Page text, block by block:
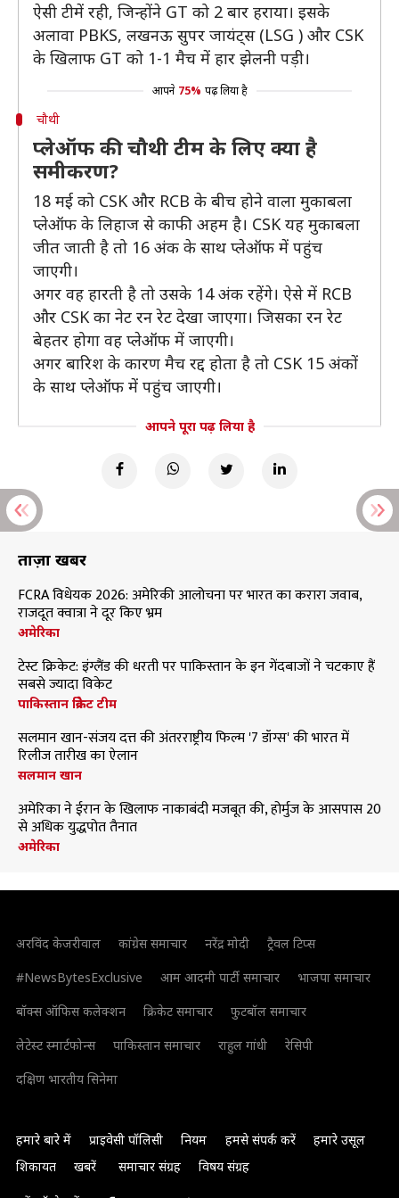
ऐसी टीमें रही, जिन्होंने GT को 2 बार हराया। इसके
अलावा PBKS, लखनऊ सुपर जायंट्स (LSG ) और CSK
के खिलाफ GT को 1-1 मैच में हार झेलनी पड़ी।
आपने 75% पढ़ लिया है
चौथी
प्लेऑफ की चौथी टीम के लिए क्या है
समीकरण?
18 मई को CSK और RCB के बीच होने वाला मुकाबला
प्लेऑफ के लिहाज से काफी अहम है। CSK यह मुकाबला
जीत जाती है तो 16 अंक के साथ प्लेऑफ में पहुंच
जाएगी।
अगर वह हारती है तो उसके 14 अंक रहेंगे। ऐसे में RCB
और CSK का नेट रन रेट देखा जाएगा। जिसका रन रेट
बेहतर होगा वह प्लेऑफ में जाएगी।
अगर बारिश के कारण मैच रद्द होता है तो CSK 15 अंकों
के साथ प्लेऑफ में पहुंच जाएगी।
आपने पूरा पढ़ लिया है
ताज़ा खबरें
FCRA विधेयक 2026: अमेरिकी आलोचना पर भारत का करारा जवाब,
राजदूत क्वात्रा ने दूर किए भ्रम
अमेरिका
टेस्ट क्रिकेट: इंग्लैंड की धरती पर पाकिस्तान के इन गेंदबाजों ने चटकाए हैं
सबसे ज्यादा विकेट
पाकिस्तान क्रिकेट टीम
सलमान खान-संजय दत्त की अंतरराष्ट्रीय फिल्म '7 डॉग्स' की भारत में
रिलीज तारीख का ऐलान
सलमान खान
अमेरिका ने ईरान के खिलाफ नाकाबंदी मजबूत की, होर्मुज के आसपास 20
से अधिक युद्धपोत तैनात
अमेरिका
अरविंद केजरीवाल कांग्रेस समाचार नरेंद्र मोदी
ट्रैवल टिप्स
#NewsBytesExclusive
आम आदमी पार्टी समाचार
भाजपा समाचार
बॉक्स ऑफिस कलेक्शन
क्रिकेट समाचार
फुटबॉल समाचार
लेटेस्ट स्मार्टफोन्स
पाकिस्तान समाचार राहुल गांधी
रेसिपी
दक्षिण भारतीय सिनेमा
हमारे बारे में प्राइवेसी पॉलिसी नियम हमसे संपर्क करें
हमारे उसूल
शिकायत
खबरें समाचार संग्रह विषय संग्रह